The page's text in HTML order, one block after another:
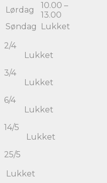
Lørdag
10.00 –
13.00
Søndag
Lukket
2/4
Lukket
3/4
Lukket
6/4
Lukket
14/5
Lukket
25/5
Lukket